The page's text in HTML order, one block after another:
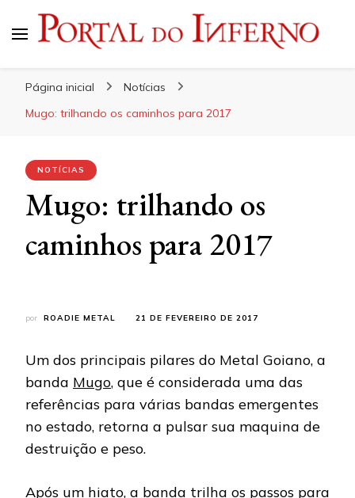
Página inicial
Notícias
Mugo: trilhando os caminhos para 2017
NOTÍCIAS
Mugo: trilhando os
caminhos para 2017
por ROADIE METAL 21 DE FEVEREIRO DE 2017
Um dos principais pilares do Metal Goiano, a
banda Mugo, que é considerada uma das
referências para várias bandas emergentes
no estado, retorna a pulsar sua maquina de
destruição e peso.
Após um hiato, a banda trilha os passos para